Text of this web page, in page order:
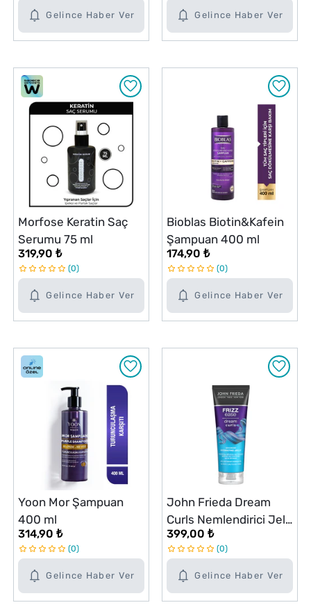
Gelince Haber Ver Gelince Haber Ver
Gelince Haber Ver
Morfose Keratin Saç
Serumu 75 ml
319,90 ₺
0
Gelince Haber Ver
Bioblas Biotin&Kafein
Şampuan 400 ml
174,90 ₺
0
Gelince Haber Ver
Yoon Mor Şampuan
400 ml
314,90 ₺
0
Gelince Haber Ver
John Frieda Dream
Curls Nemlendirici Jel
200 ml
399,00 ₺
0